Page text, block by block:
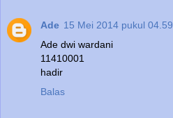
Ade 15 Mei 2014 pukul 04.59
Ade dwi wardani
11410001
hadir
Balas